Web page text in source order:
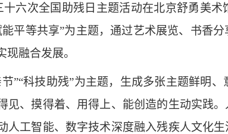
次全国助残日主题活动在北京舒勇美术
平等共享”为主题，通过艺术展览、书香
融合发展。
科技助残”为主题，生成多张主题鲜明
见、摸得着、用得上、能创造的生动实践
人工智能、数字技术深度融入残疾人文化